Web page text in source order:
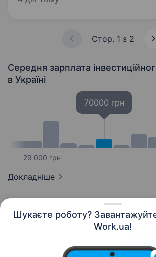
Шукаєте роботу?
Work.ua!
Стор. 1 з 2
Середня зарплата
в Україні
29 000 грн
70000 грн
Докладніше